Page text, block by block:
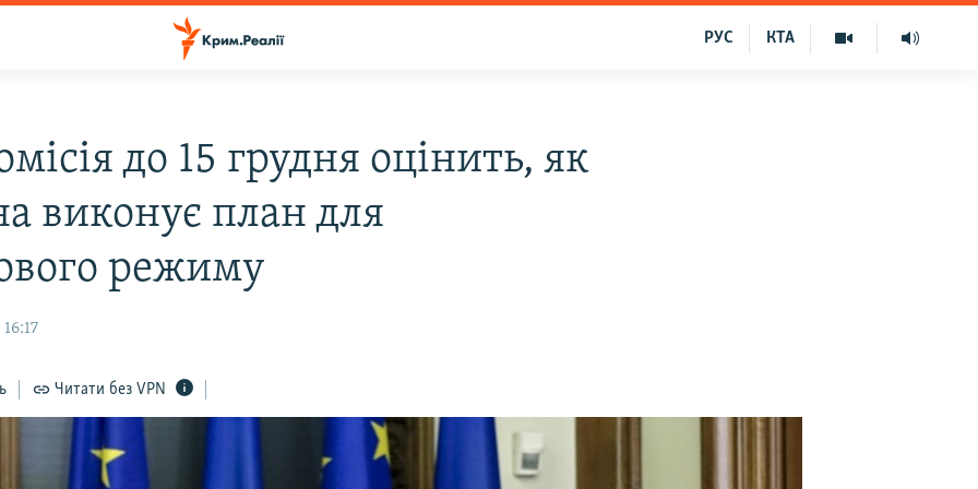
КТА
РУС
до 15 грудня оцінить, як
виконує план для
режиму
Читати без VPN